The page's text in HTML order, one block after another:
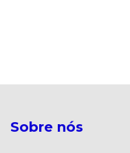
Sobre nós